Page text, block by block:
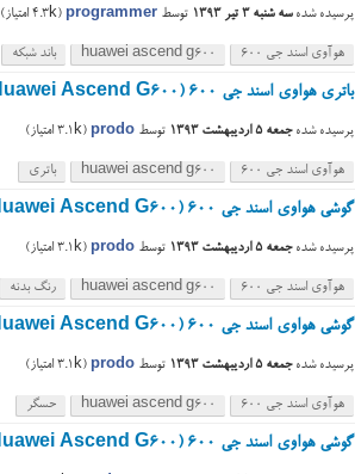
پرسیده شده سه شنبه ۳ تیر ۱۳۹۳ توسط programmer
(
4.3k امتیاز)
هوآوی اسند جی ۶۰۰ huawei ascend g600 باند شبکه
باتری هواوی اسند جی ۶۰۰ (Huawei Ascend G600) چه خصوصیاتی داره؟
پرسیده شده جمعه ۵ اردیبهشت ۱۳۹۳ توسط prodo
(
3.1k امتیاز)
هوآوی اسند جی ۶۰۰ huawei ascend g600 باتری
گوشی هواوی اسند جی ۶۰۰ (Huawei Ascend G600) در چه رنگ‌هایی ارائه شده؟
پرسیده شده جمعه ۵ اردیبهشت ۱۳۹۳ توسط prodo
(
3.1k امتیاز)
هوآوی اسند جی ۶۰۰ huawei ascend g600 رنگ بدنه
گوشی هواوی اسند جی ۶۰۰ (Huawei Ascend G600) چه حسگرهایی داره؟
پرسیده شده جمعه ۵ اردیبهشت ۱۳۹۳ توسط prodo
(
3.1k امتیاز)
هوآوی اسند جی ۶۰۰ huawei ascend g600 حسگر
گوشی هواوی اسند جی ۶۰۰ (Huawei Ascend G600) پردازنده‌ی گرافیکی داره؟